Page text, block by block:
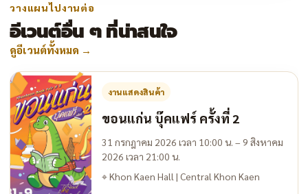
วางแผนไปงานต่อ
อีเวนต์อื่น ๆ ที่น่าสนใจ
ดูอีเวนต์ทั้งหมด →
งานแสดงสินค้า
ขอนแก่น บุ๊คแฟร์ ครั้งที่ 2
31 กรกฎาคม 2026 เวลา 10:00 น. – 9 สิงหาคม
2026 เวลา 21:00 น.
⌖Khon Kaen Hall | Central Khon Kaen